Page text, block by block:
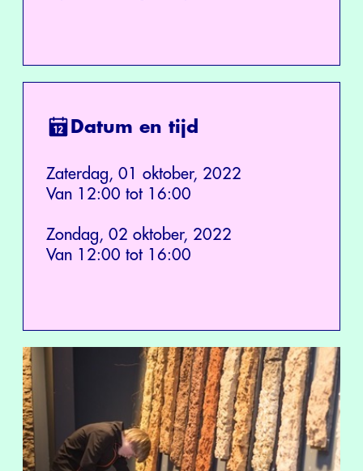
Datum en tijd
Zaterdag, 01 oktober, 2022
Van 12:00 tot 16:00
Zondag, 02 oktober, 2022
Van 12:00 tot 16:00